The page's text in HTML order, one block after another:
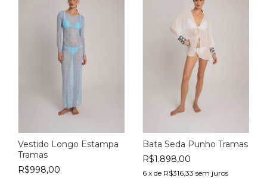
Vestido Longo Estampa
Tramas
R$998,00
Bata Seda Punho Tramas
R$1.898,00
6 x de R$316,33 sem juros